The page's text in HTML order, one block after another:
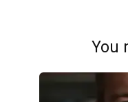
You